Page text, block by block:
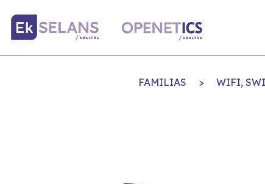
FAMILIAS > WIFI,